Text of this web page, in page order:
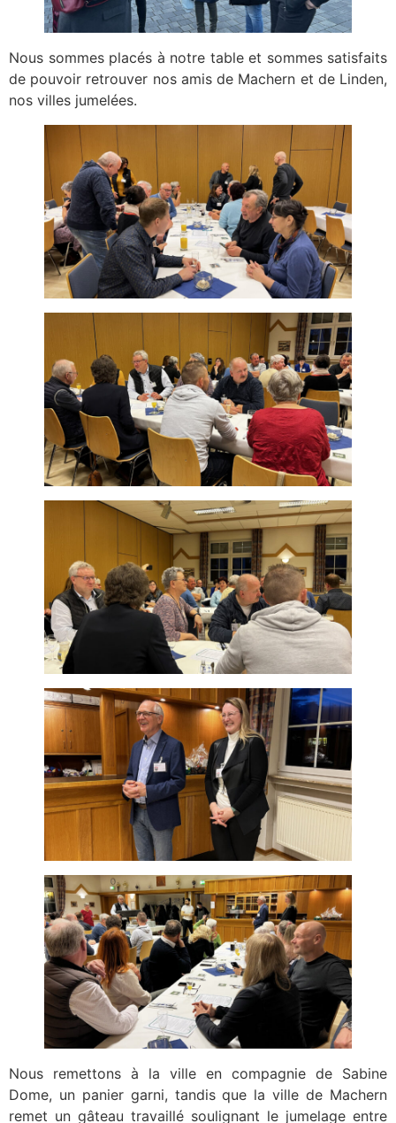
Nous sommes placés à notre table et sommes satisfaits
de pouvoir retrouver nos amis de Machern et de Linden,
nos villes jumelées.
Nous remettons à la ville en compagnie de Sabine
Dome, un panier garni, tandis que la ville de Machern
remet un gâteau travaillé soulignant le jumelage entre